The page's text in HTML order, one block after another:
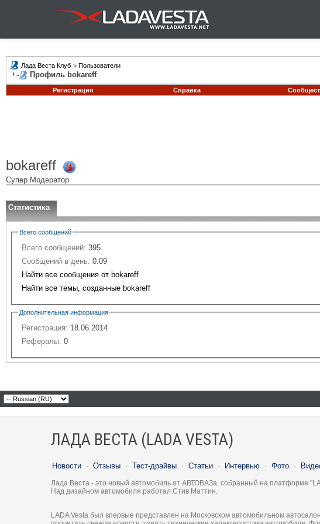
Лада Веста Клуб > Пользователи
Профиль bokareff
Регистрация
Справка
bokareff
Супер Модератор
Статистика
Всего сообщений
Всего сообщений: 395
Сообщений в день: 0.09
Найти все сообщения от bokareff
Найти все темы, созданные bokareff
Дополнительная информация
Регистрация: 18.06.2014
Рефералы: 0
ЛАДА ВЕСТА (LADA VESTA)
Новости · Отзывы · Тест-драйвы · Статьи · Интервью · Фото ·
Лада Веста - это новый автомобиль от АВТОВАЗа, собранный на платформе
Над дизайном автомобиля работал Стив Маттин.
LADA Vesta был впервые представлен на Московском автомобильном